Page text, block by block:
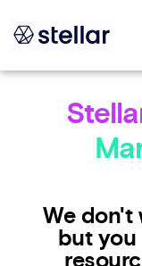
We don't
but you